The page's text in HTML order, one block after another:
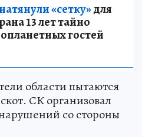
«сетку»для
13 лет тайно
гостей
области пытаются
СК организовал
со стороны